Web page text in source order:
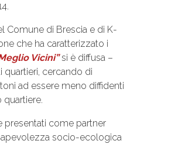
Comune di Brescia e di K-
che ha caratterizzato i
Vicini”si è diffusa –
cercando di
ad essere meno diffidenti
quartiere.
presentati come partner
socio-ecologica